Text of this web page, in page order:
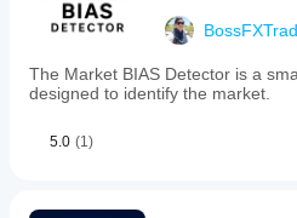
applications
include
long
positions
near
zones,
The Market BIAS Detector is a
designed to identify the market.
5.0 (1)